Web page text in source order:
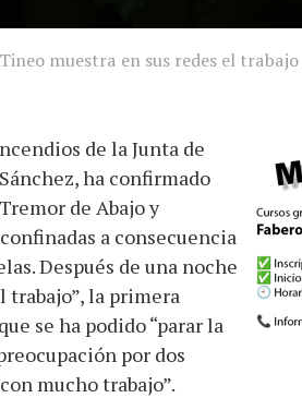
muestra en sus redes el
de la Junta de
ha confirmado
de Abajo y
a consecuencia
Después de una noche
trabajo”, la primera
se ha podido “parar la
por dos
mucho trabajo”.